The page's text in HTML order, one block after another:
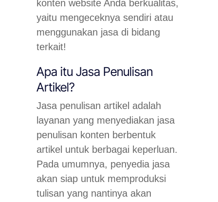
konten website Anda berkualitas,
yaitu mengeceknya sendiri atau
menggunakan jasa di bidang
terkait!
Apa itu Jasa Penulisan
Artikel?
Jasa penulisan artikel adalah
layanan yang menyediakan jasa
penulisan konten berbentuk
artikel untuk berbagai keperluan.
Pada umumnya, penyedia jasa
akan siap untuk memproduksi
tulisan yang nantinya akan